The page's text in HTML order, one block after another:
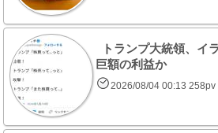
トランプ大統領、イ
巨額の利益か
2026/08/04 00:13 258pv